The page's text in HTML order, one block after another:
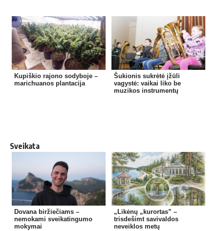
Kupiškio rajono sodyboje –
marichuanos plantacija
Šukionis sukrėtė įžūli
vagystė: vaikai liko be
muzikos instrumentų
Sveikata
Dovana biržiečiams –
nemokami sveikatingumo
mokymai
„Likėnų „kurortas” –
trisdešimt savivaldos
neveiklos metų